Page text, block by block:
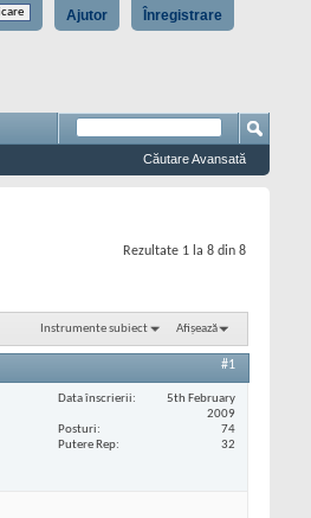
Înregistrare
Ajutor
Căutare Avansată
Rezultate 1 la 8 din 8
Instrumente subiect Afișează
#1
Data înscrierii
5th February
2009
Posturi
74
Putere Rep
32